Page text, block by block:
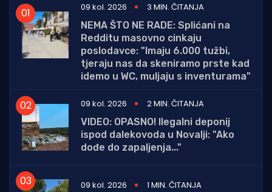
09 kol. 2026
3 MIN. ČITANJA
NEMA ŠTO NE RADE: Splićani na
Redditu masovno cinkaju
poslodavce: "Imaju 6.000 tužbi,
tjeraju nas da skeniramo prste kad
idemo u WC, muljaju s inventurama"
09 kol. 2026
2 MIN. ČITANJA
VIDEO: OPASNO! Ilegalni deponij
ispod dalekovoda u Novalji: "Ako
dođe do zapaljenja..."
09 kol. 2026
1 MIN. ČITANJA